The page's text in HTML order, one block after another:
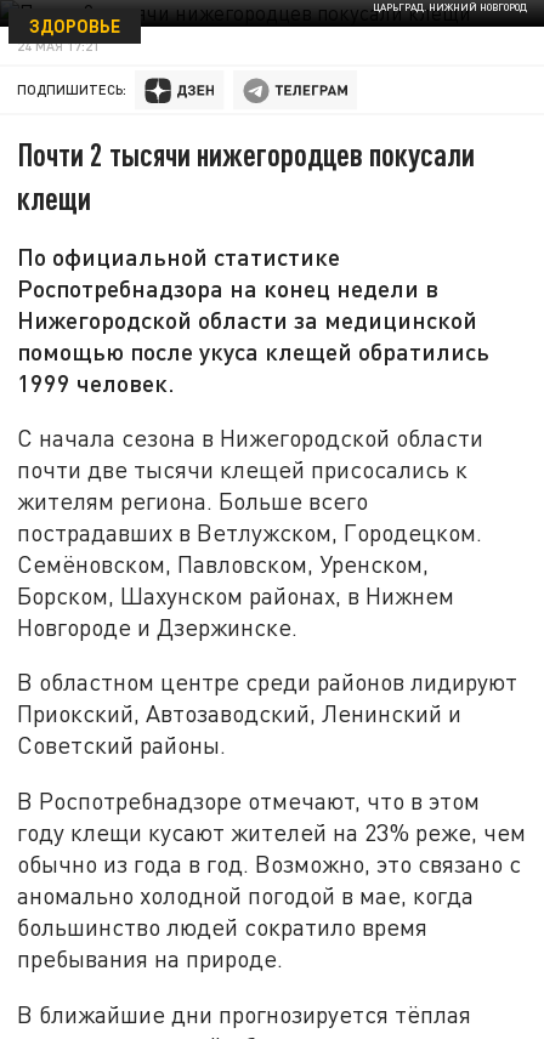
ЦАРЬГРАД. НИЖНИЙ НОВГОРОД
ЗДОРОВЬЕ
24 МАЯ 17:21
ПОДПИШИТЕСЬ:
Почти 2 тысячи нижегородцев покусали
клещи
По официальной статистике
Роспотребнадзора на конец недели в
Нижегородской области за медицинской
помощью после укуса клещей обратились
1999 человек.
С начала сезона в Нижегородской области
почти две тысячи клещей присосались к
жителям региона. Больше всего
пострадавших в Ветлужском, Городецком.
Семёновском, Павловском, Уренском,
Борском, Шахунском районах, в Нижнем
Новгороде и Дзержинске.
В областном центре среди районов лидируют
Приокский, Автозаводский, Ленинский и
Советский районы.
В Роспотребнадзоре отмечают, что в этом
году клещи кусают жителей на 23% реже, чем
обычно из года в год. Возможно, это связано с
аномально холодной погодой в мае, когда
большинство людей сократило время
пребывания на природе.
В ближайшие дни прогнозируется тёплая